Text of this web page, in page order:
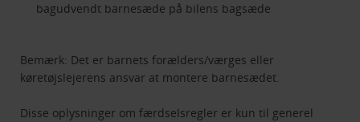
bagudvendt barnesæde på bilens bagsæde
Bemærk: Det er barnets forælders/værges eller
køretøjslejerens ansvar at montere barnesædet.
Disse oplysninger om færdselsregler er kun til generel